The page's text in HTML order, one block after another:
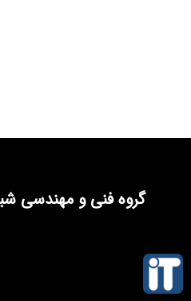
گروه فنی و مهندسی